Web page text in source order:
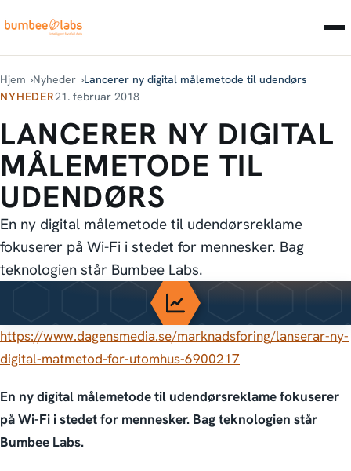
Hjem Nyheder Lancerer ny digital målemetode til udendørs
NYHEDER21. februar 2018
LANCERER NY DIGITAL
MÅLEMETODE TIL
UDENDØRS
En ny digital målemetode til udendørsreklame
fokuserer på Wi-Fi i stedet for mennesker. Bag
teknologien står Bumbee Labs.
https://www.dagensmedia.se/marknadsforing/lanserar-ny-
digital-matmetod-for-utomhus-6900217
En ny digital målemetode til udendørsreklame fokuserer
på Wi-Fi i stedet for mennesker. Bag teknologien står
Bumbee Labs.